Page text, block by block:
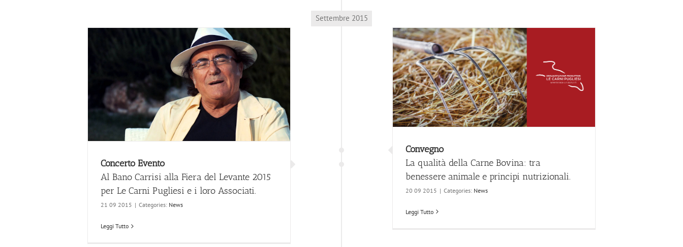
Settembre 2015
Concerto Evento
Al Bano Carrisi alla Fiera del Levante 2015
per Le Carni Pugliesi e i loro Associati.
21 09 2015 | Categories: News
Leggi Tutto
Convegno
La qualità della Carne Bovina: tra
benessere animale e principi nutrizionali.
20 09 2015 | Categories: News
Leggi Tutto